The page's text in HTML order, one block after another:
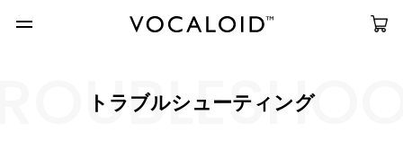
トラブルシューティング